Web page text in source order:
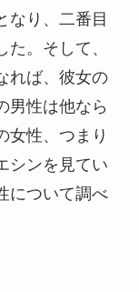
り、二番目
。そして、
れば、彼女の
男性は他なら
女性、つまり
シンを見てい
について調べ